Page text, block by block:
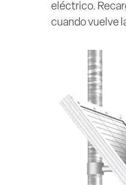
eléctrico.
cuando vuelve